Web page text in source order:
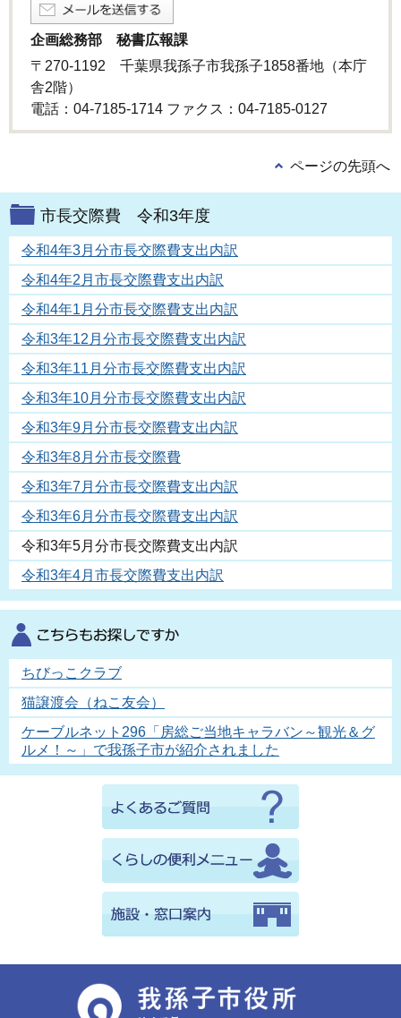
企画総務部 秘書広報課
〒270-1192 千葉県我孫子市我孫子1858番地（本庁
舎2階）
電話：04-7185-1714 ファクス：04-7185-0127
ページの先頭へ
市長交際費 令和3年度
令和4年3月分市長交際費支出内訳
令和4年2月市長交際費支出内訳
令和4年1月分市長交際費支出内訳
令和3年12月分市長交際費支出内訳
令和3年11月分市長交際費支出内訳
令和3年10月分市長交際費支出内訳
令和3年9月分市長交際費支出内訳
令和3年8月分市長交際費
令和3年7月分市長交際費支出内訳
令和3年6月分市長交際費支出内訳
令和3年5月分市長交際費支出内訳
令和3年4月市長交際費支出内訳
ちびっこクラブ
猫譲渡会（ねこ友会）
ケーブルネット296「房総ご当地キャラバン～観光＆グ
ルメ！～」で我孫子市が紹介されました